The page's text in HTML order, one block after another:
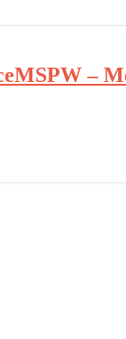
MSPW –